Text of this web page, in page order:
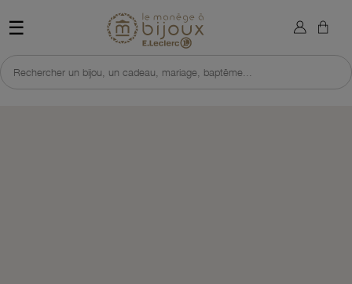
☰ Retour à l'accueil du site
Rechercher un bijou, un cadeau, mariage, baptême...
×